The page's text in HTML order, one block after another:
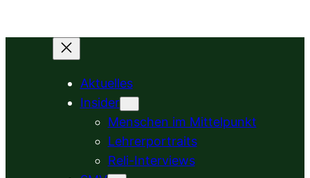
Aktuelles
Insider
Menschen im Mittelpunkt
Lehrerportraits
Reli-Interviews